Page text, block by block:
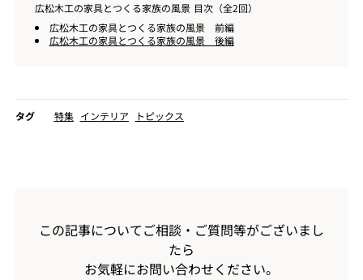
広松木工の家具とつくる家族の風景 目次（全2回）
広松木工の家具とつくる家族の風景 前編
広松木工の家具とつくる家族の風景 後編
タグ 特集 インテリア トピックス
この記事についてご相談・ご質問等がございまし
たら
お気軽にお問い合わせください。